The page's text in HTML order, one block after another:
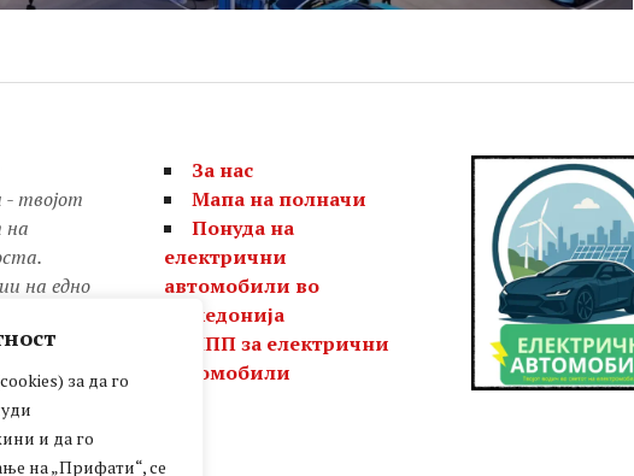
за да го
и да го
на „Прифати“, се
твојот
на
на едно
За нас
Мапа на полначи
Понуда на
електрични
автомобили во
Македонија
ЧПП за електрични
автомобили